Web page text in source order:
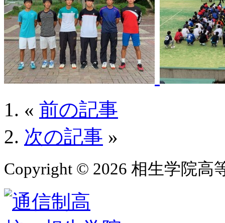
« 前の記事
次の記事 »
Copyright © 2026 相生学院高